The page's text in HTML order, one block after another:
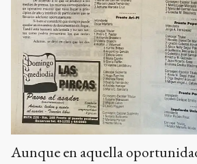
Aunque en aquella